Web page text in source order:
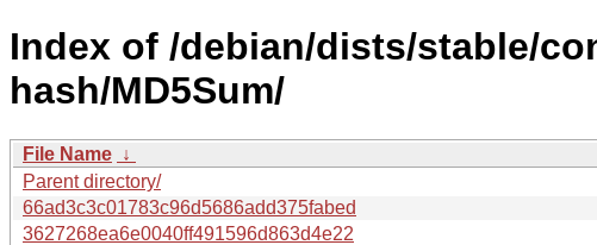
Index of /debian/dists/stable/
hash/MD5Sum/
File Name ↓
Parent directory/
66ad3c3c01783c96d5686add375fabed
3627268ea6e0040ff491596d863d4e22